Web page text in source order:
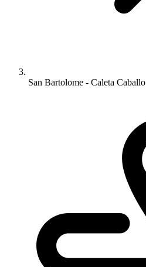
San Bartolome - Caleta Caballo